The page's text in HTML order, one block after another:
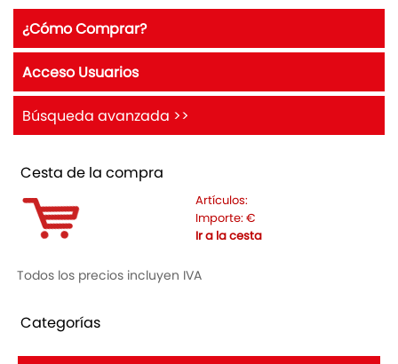
¿Cómo Comprar?
Acceso Usuarios
Búsqueda avanzada >>
Cesta de la compra
Artículos:
Importe: €
Ir a la cesta
Todos los precios incluyen IVA
Categorías